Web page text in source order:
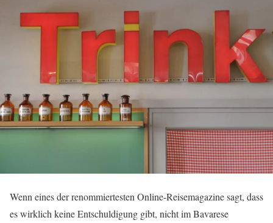
Wenn eines der renommiertesten Online-Reisemagazine sagt, dass
es wirklich keine Entschuldigung gibt, nicht im Bavarese